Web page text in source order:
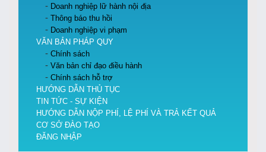
Doanh nghiệp lữ hành nội địa
Thông báo thu hồi
Doanh nghiệp vi phạm
VĂN BẢN PHÁP QUY
Chính sách
Văn bản chỉ đạo điều hành
Chính sách hỗ trợ
HƯỚNG DẪN THỦ TỤC
TIN TỨC - SỰ KIỆN
HƯỚNG DẪN NỘP PHÍ, LỆ PHÍ VÀ TRẢ KẾT QUẢ
CƠ SỞ ĐÀO TẠO
ĐĂNG NHẬP